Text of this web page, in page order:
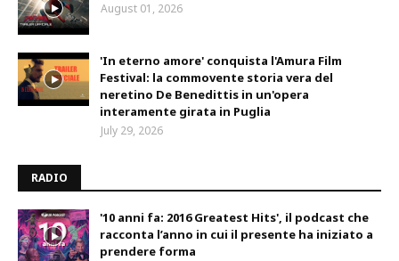
August 01, 2026
'In eterno amore' conquista l'Amura Film
Festival: la commovente storia vera del
neretino De Benedittis in un'opera
interamente girata in Puglia
July 29, 2026
RADIO
'10 anni fa: 2016 Greatest Hits', il podcast che
racconta l’anno in cui il presente ha iniziato a
prendere forma